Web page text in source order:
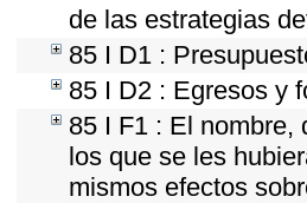
de las estrategias
85 I D1 :
85 I D2 : Egresos y
85 I F1 : El nombre,
los que se les
mismos efectos